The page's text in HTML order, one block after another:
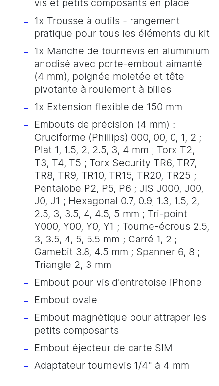
vis et petits composants en place
1x Trousse à outils - rangement
pratique pour tous les éléments du kit
1x Manche de tournevis en aluminium
anodisé avec porte-embout aimanté
(4 mm), poignée moletée et tête
pivotante à roulement à billes
1x Extension flexible de 150 mm
Embouts de précision (4 mm) :
Cruciforme (Phillips) 000, 00, 0, 1, 2 ;
Plat 1, 1.5, 2, 2.5, 3, 4 mm ; Torx T2,
T3, T4, T5 ; Torx Security TR6, TR7,
TR8, TR9, TR10, TR15, TR20, TR25 ;
Pentalobe P2, P5, P6 ; JIS J000, J00,
J0, J1 ; Hexagonal 0.7, 0.9, 1.3, 1.5, 2,
2.5, 3, 3.5, 4, 4.5, 5 mm ; Tri-point
Y000, Y00, Y0, Y1 ; Tourne-écrous 2.5,
3, 3.5, 4, 5, 5.5 mm ; Carré 1, 2 ;
Gamebit 3.8, 4.5 mm ; Spanner 6, 8 ;
Triangle 2, 3 mm
Embout pour vis d'entretoise iPhone
Embout ovale
Embout magnétique pour attraper les
petits composants
Embout éjecteur de carte SIM
Adaptateur tournevis 1/4" à 4 mm